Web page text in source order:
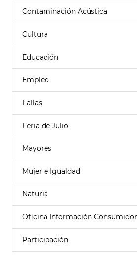
Contaminación Acústica
Cultura
Educación
Empleo
Fallas
Feria de Julio
Mayores
Mujer e Igualdad
Naturia
Oficina Información Consumidor
Participación